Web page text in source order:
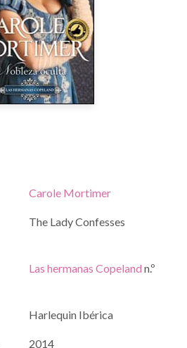
Carole Mortimer
The Lady Confesses
Las hermanas Copeland n.º
Harlequin Ibérica
2014